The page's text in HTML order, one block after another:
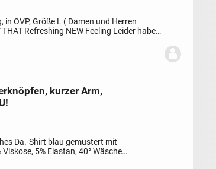
OVP, Größe L ( Damen und Herren
THAT Refreshing NEW Feeling Leider haben
kurzer Arm,
Da.-Shirt blau gemustert mit
Viskose, 5% Elastan, 40° Wäsche
oder Rücknahme...